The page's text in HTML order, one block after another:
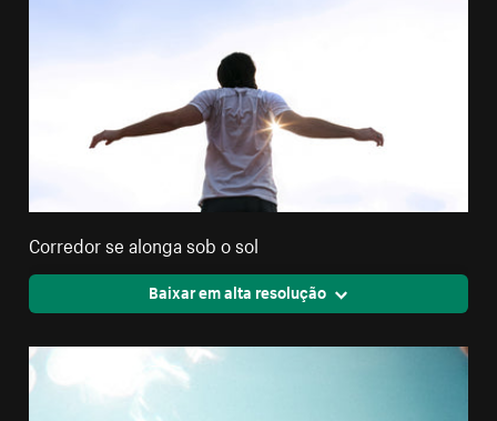
Corredor se alonga sob o sol
Baixar em alta resolução